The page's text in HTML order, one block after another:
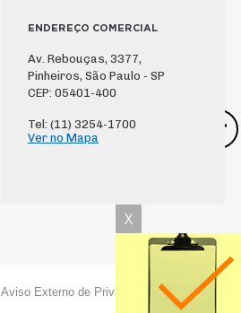
ENDEREÇO COMERCIAL
Av. Rebouças, 3377,
Pinheiros, São Paulo - SP
CEP: 05401-400
Tel: (11) 3254-1700
Ver no Mapa
Aviso Externo de Privacidade
X